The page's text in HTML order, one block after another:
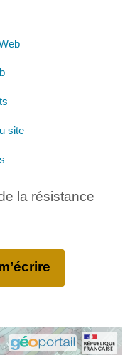
site
la résistance